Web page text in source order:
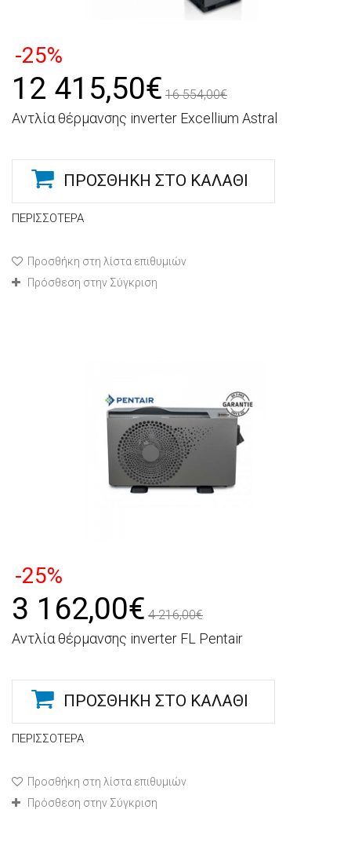
-25%
12 415,50€ 16 554,00€
Αντλία θέρμανσης inverter Excellium Astral
ΠΡΟΣΘΉΚΗ ΣΤΟ ΚΑΛΆΘΙ
ΠΕΡΙΣΣΌΤΕΡΑ
Προσθήκη στη λίστα επιθυμιών
Πρόσθεση στην Σύγκριση
-25%
3 162,00€ 4 216,00€
Αντλία θέρμανσης inverter FL Pentair
ΠΡΟΣΘΉΚΗ ΣΤΟ ΚΑΛΆΘΙ
ΠΕΡΙΣΣΌΤΕΡΑ
Προσθήκη στη λίστα επιθυμιών
Πρόσθεση στην Σύγκριση